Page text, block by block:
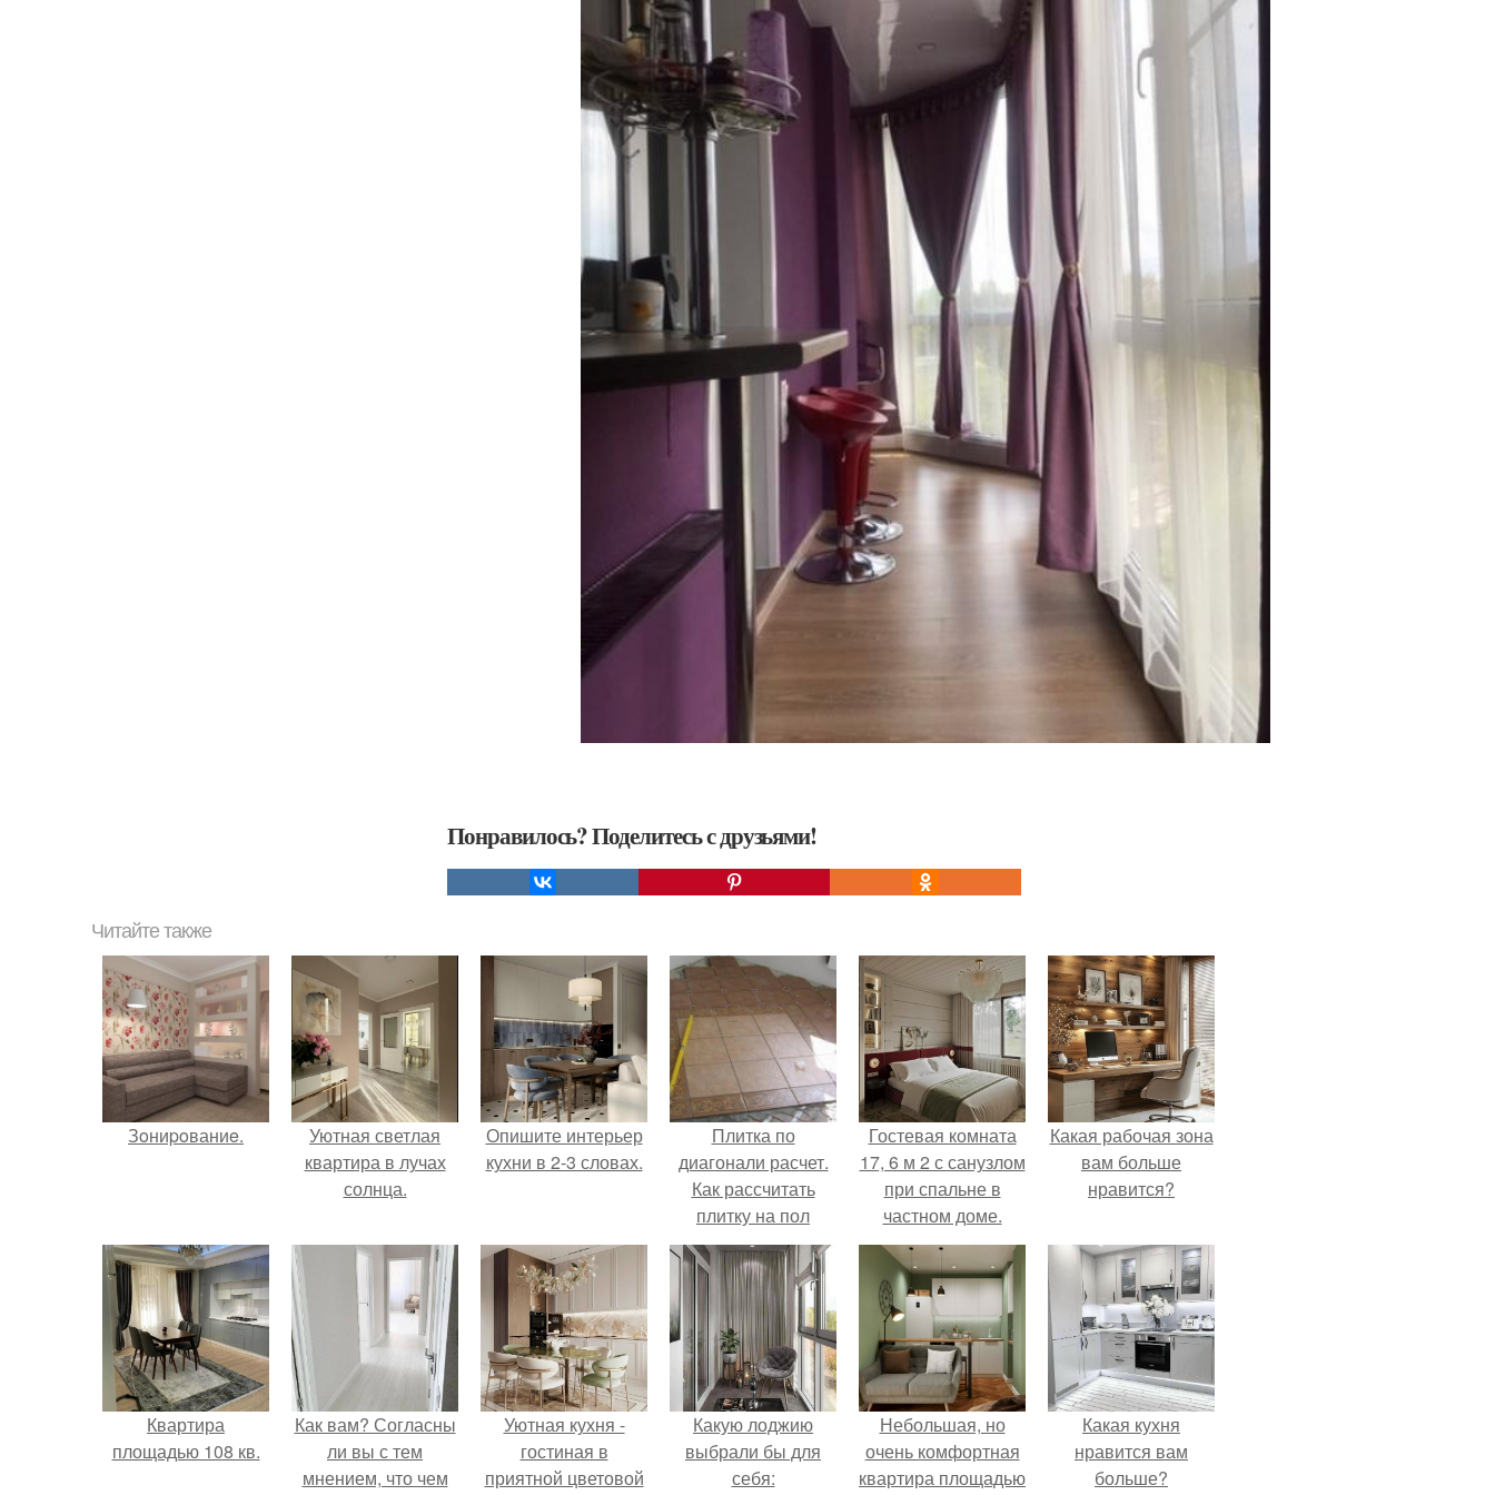
Понравилось? Поделитесь с друзьями!
Читайте также
Зoниpoваниe.
Уютная светлая
квартира в лучах
солнца.
Опишите интерьер
кухни в 2-3 словах.
Плитка по
диагонали расчет.
Как рассчитать
плитку на пол
Гостевая комната
17, 6 м 2 с санузлом
при спальне в
частном доме.
Какая рабочая зона
вам больше
нравится?
Квартира
площадью 108 кв.
Как вам? Согласны
ли вы с тем
мнением, что чем
Уютная кухня -
гостиная в
приятной цветовой
Какую лоджию
выбрали бы для
себя:
Небольшая, но
очень комфортная
квартира площадью
Какая кухня
нравится вам
больше?